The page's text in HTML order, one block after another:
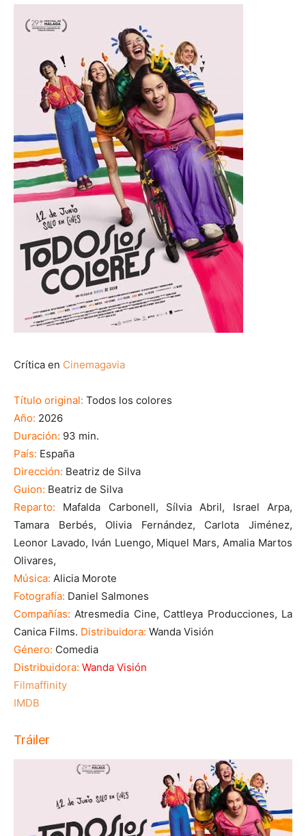
Crítica en Cinemagavia
Título original: Todos los colores
Año: 2026
Duración: 93 min.
País: España
Dirección: Beatriz de Silva
Guion: Beatriz de Silva
Reparto: Mafalda Carbonell, Sílvia Abril, Israel Arpa,
Tamara Berbés, Olivia Fernández, Carlota Jiménez,
Leonor Lavado, Iván Luengo, Miquel Mars, Amalia Martos
Olivares,
Música: Alicia Morote
Fotografía: Daniel Salmones
Compañías: Atresmedia Cine, Cattleya Producciones, La
Canica Films. Distribuidora: Wanda Visión
Género: Comedia
Distribuidora: Wanda Visión
Filmaffinity
IMDB
Tráiler